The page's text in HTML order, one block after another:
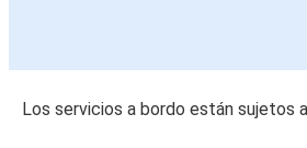
Los servicios a bordo están sujetos